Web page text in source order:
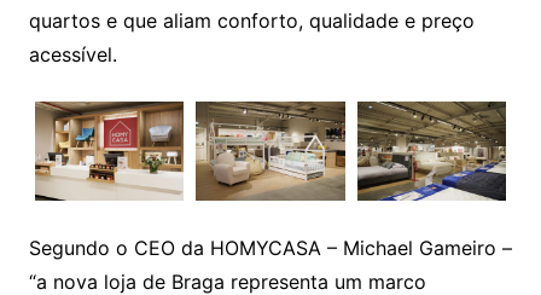
quartos e que aliam conforto, qualidade e preço
acessível.
Segundo o CEO da HOMYCASA – Michael Gameiro –
“a nova loja de Braga representa um marco